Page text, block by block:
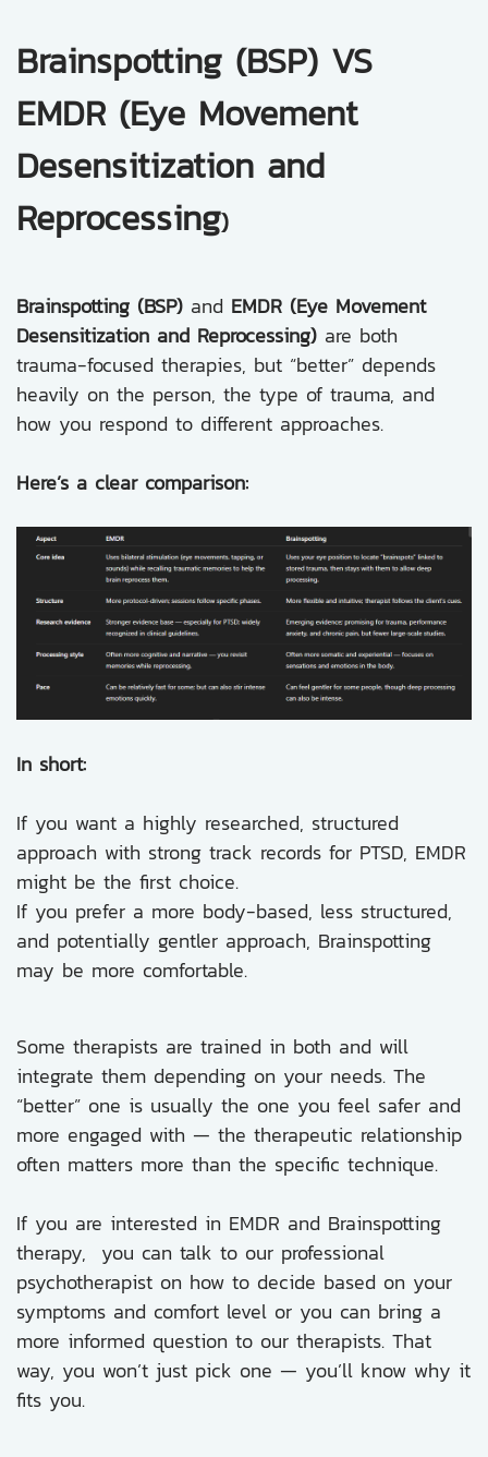
Brainspotting (BSP) VS
EMDR (Eye Movement
Desensitization and
Reprocessing)
Brainspotting (BSP) and EMDR (Eye Movement
Desensitization and Reprocessing) are both
trauma-focused therapies, but “better” depends
heavily on the person, the type of trauma, and
how you respond to different approaches.
Here’s a clear comparison:
In short:
If you want a highly researched, structured
approach with strong track records for PTSD, EMDR
might be the first choice.
If you prefer a more body-based, less structured,
and potentially gentler approach, Brainspotting
may be more comfortable.
Some therapists are trained in both and will
integrate them depending on your needs. The
“better” one is usually the one you feel safer and
more engaged with — the therapeutic relationship
often matters more than the specific technique.
If you are interested in EMDR and Brainspotting
therapy, you can talk to our professional
psychotherapist on how to decide based on your
symptoms and comfort level or you can bring a
more informed question to our therapists. That
way, you won’t just pick one — you’ll know why it
fits you.